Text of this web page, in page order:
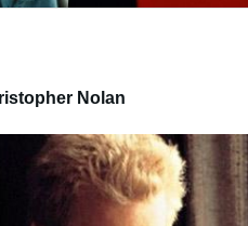
Nolan